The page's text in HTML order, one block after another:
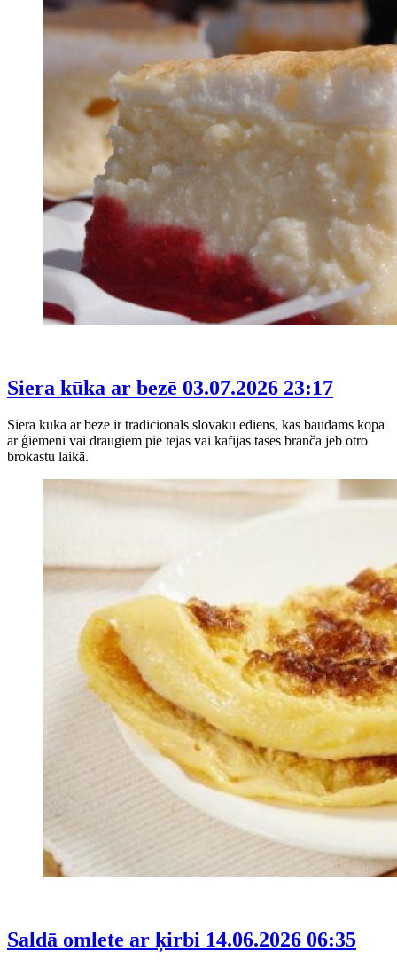
Siera kūka ar bezē 03.07.2026 23:17
Siera kūka ar bezē ir tradicionāls slovāku ēdiens, kas baudāms kopā
ar ģiemeni vai draugiem pie tējas vai kafijas tases branča jeb otro
brokastu laikā.
Saldā omlete ar ķirbi 14.06.2026 06:35